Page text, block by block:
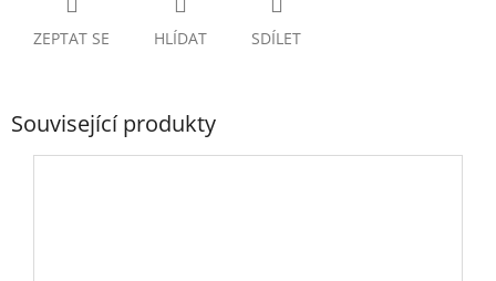
ZEPTAT SE HLÍDAT SDÍLET
Související produkty